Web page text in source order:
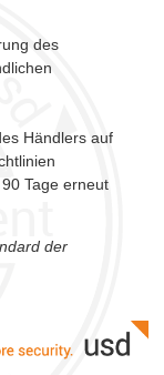
des
Händlers auf
Tage erneut
der